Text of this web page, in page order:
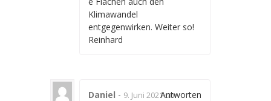
Klimawandel
entgegenwirken. Weiter so!
Reinhard
Daniel - 9. Juni 2021 umAntworten